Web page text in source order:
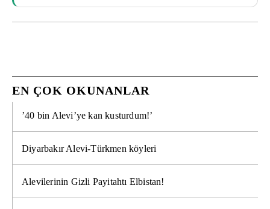
EN ÇOK OKUNANLAR
’40 bin Alevi’ye kan kusturdum!’
Diyarbakır Alevi-Türkmen köyleri
Alevilerinin Gizli Payitahtı Elbistan!